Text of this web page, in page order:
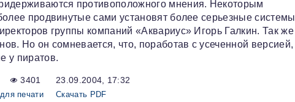
противоположного мнения. Некоторым
продвинутые сами установят более серьезные системы
группы компаний «Аквариус» Игорь Галкин. Так же
Но он сомневается, что, поработав с усеченной версией,
у пиратов.
3401 23.09.2004, 17:32
печати Скачать PDF